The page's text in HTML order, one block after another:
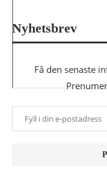
Nyhetsbrev
Få den senaste